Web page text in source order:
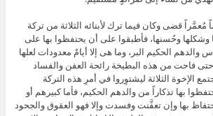
قضى وكان فيما ترك لأبنائه الثلاثة من تركة
وحُسنها، فأطبقوا على أن يحتفظوا بها على
والدهم الحكيم البر، وما هى إلا أيامٌ معدودات لعلها
فاحت من هذه البطيخة رائحة العفن والفساد
الإخوة الثلاثة ليشتوِروا في أمرِ هذه التركة
بها تذكاراً من والدهم الحكيم، فأما كبيرهم أو
بها وإن تعفَّنت وفسدت وإلا فهو العقوق والجحود